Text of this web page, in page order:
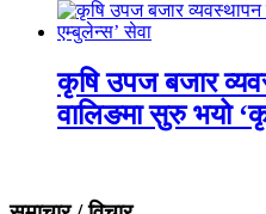
कृषि उपज बजार
वालिङमा सुरु भयो